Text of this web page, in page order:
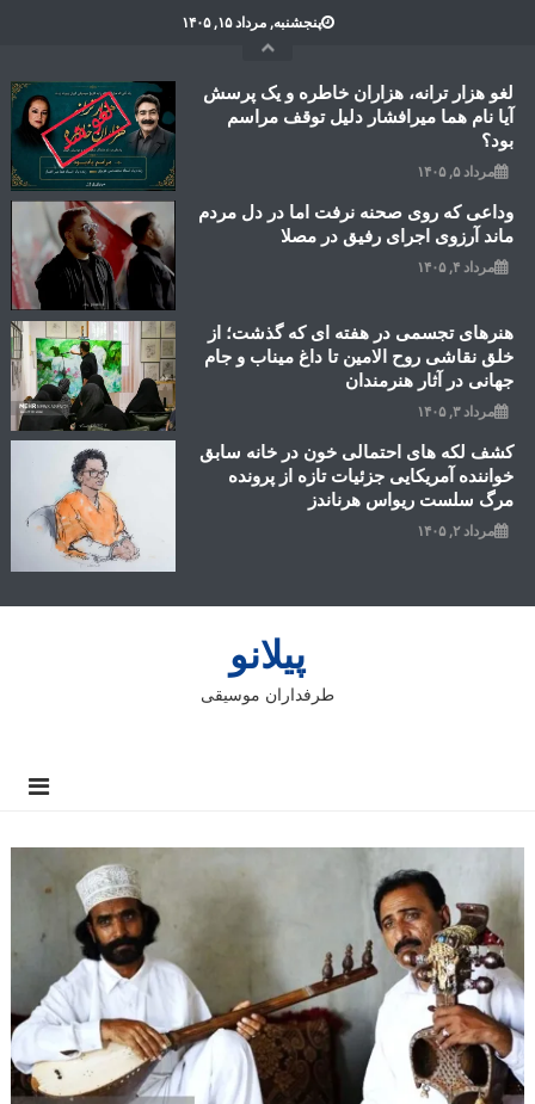
پنجشنبه, مرداد ۱۵, ۱۴۰۵
لغو هزار ترانه، هزاران خاطره و یک پرسش
آیا نام هما میرافشار دلیل توقف مراسم
بود؟
مرداد ۵, ۱۴۰۵
وداعی که روی صحنه نرفت اما در دل مردم
ماند آرزوی اجرای رفیق در مصلا
مرداد ۴, ۱۴۰۵
هنرهای تجسمی در هفته ای که گذشت؛ از
خلق نقاشی روح الامین تا داغ میناب و جام
جهانی در آثار هنرمندان
مرداد ۳, ۱۴۰۵
کشف لکه های احتمالی خون در خانه سابق
خواننده آمریکایی جزئیات تازه از پرونده
مرگ سلست ریواس هرناندز
مرداد ۲, ۱۴۰۵
پیلانو
طرفداران موسیقی